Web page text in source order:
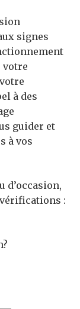
signes
votre
à des
guider et
à vos
d’occasion,
: